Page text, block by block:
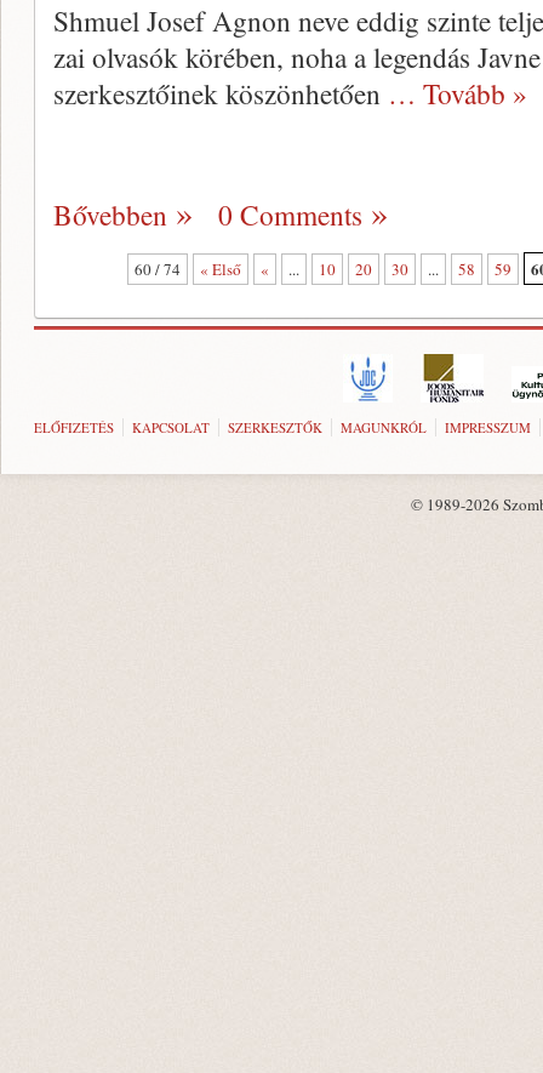
Shmuel Josef Agnon neve eddig szinte
zai olvasók körében, noha a legendás
szerkesztőinek köszönhetően … Tovább »
Bővebben 0 Comments
60 / 74 « Első « ... 10 20 30 ... 58 59
ELŐFIZETÉS KAPCSOLAT SZERKESZTŐK MAGUNKRÓL IMPRESSZUM
© 1989-2026